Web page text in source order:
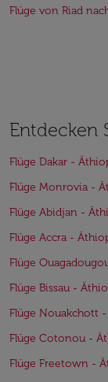
Flüge von Riad
Entdecken
Flüge Dakar -
Flüge Monrovia -
Flüge Abidjan -
Flüge Accra -
Flüge
Flüge Bissau -
Flüge Nouakchott
Flüge Cotonou -
Flüge Freetown -